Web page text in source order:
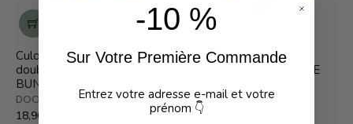
Culotte de protection
double PUL NB - CANDY
BUNNIES
DOODUSH
18,90 €
Culotte de protection
double PUL NB - WHITE
DOODUSH
18,90 €
-10 %
Sur Votre Première Commande
Entrez votre adresse e-mail et votre
prénom 👇